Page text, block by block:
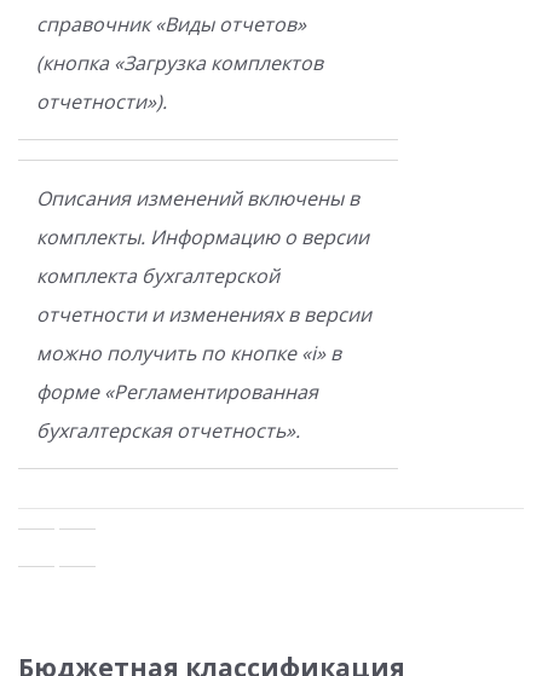
справочник «Виды отчетов»
(кнопка «Загрузка комплектов
отчетности»).
Описания изменений включены в
комплекты. Информацию о версии
комплекта бухгалтерской
отчетности и изменениях в версии
можно получить по кнопке «i» в
форме «Регламентированная
бухгалтерская отчетность».
Бюджетная классификация